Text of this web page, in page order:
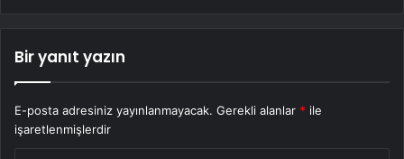
Bir yanıt yazın
E-posta adresiniz yayınlanmayacak. Gerekli alanlar * ile
işaretlenmişlerdir